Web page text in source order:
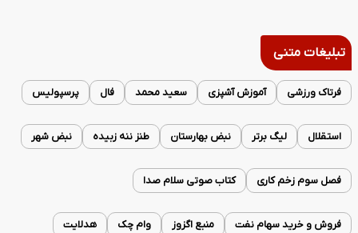
تبلیغات متنی
فرتاک ورزشی آموزش آشپزی سعید محمد فال پرسپولیس
استقلال لیگ برتر نبض بهارستان طنز ننه زبیده نبض شهر
فصل سوم زخم کاری کتاب صوتی سلام صدا
فروش و خرید سهام نفت منبع اگزوز وام چک هدلایت